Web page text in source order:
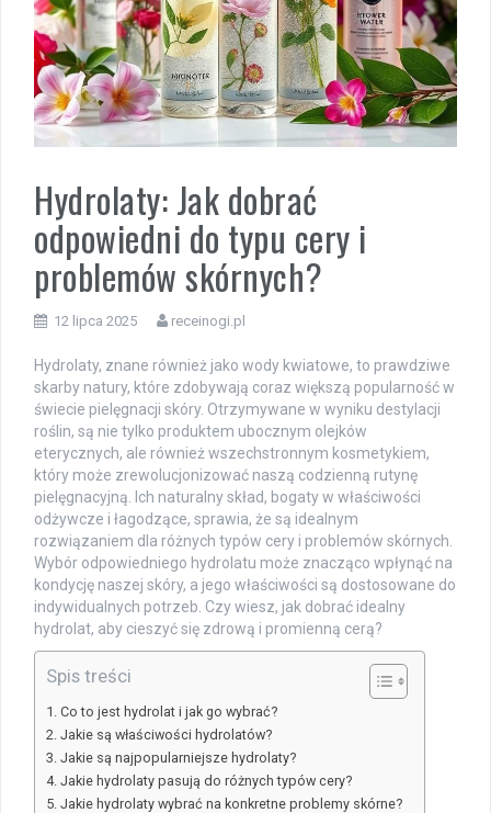
Hydrolaty: Jak dobrać
odpowiedni do typu cery i
problemów skórnych?
12 lipca 2025 receinogi.pl
Hydrolaty, znane również jako wody kwiatowe, to prawdziwe
skarby natury, które zdobywają coraz większą popularność w
świecie pielęgnacji skóry. Otrzymywane w wyniku destylacji
roślin, są nie tylko produktem ubocznym olejków
eterycznych, ale również wszechstronnym kosmetykiem,
który może zrewolucjonizować naszą codzienną rutynę
pielęgnacyjną. Ich naturalny skład, bogaty w właściwości
odżywcze i łagodzące, sprawia, że są idealnym
rozwiązaniem dla różnych typów cery i problemów skórnych.
Wybór odpowiedniego hydrolatu może znacząco wpłynąć na
kondycję naszej skóry, a jego właściwości są dostosowane do
indywidualnych potrzeb. Czy wiesz, jak dobrać idealny
hydrolat, aby cieszyć się zdrową i promienną cerą?
Spis treści
Co to jest hydrolat i jak go wybrać?
Jakie są właściwości hydrolatów?
Jakie są najpopularniejsze hydrolaty?
Jakie hydrolaty pasują do różnych typów cery?
Jakie hydrolaty wybrać na konkretne problemy skórne?